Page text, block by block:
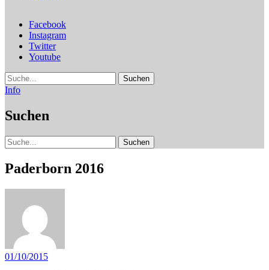
Facebook
Instagram
Twitter
Youtube
Suche
Info
Suchen
Suche
Paderborn 2016
01/10/2015